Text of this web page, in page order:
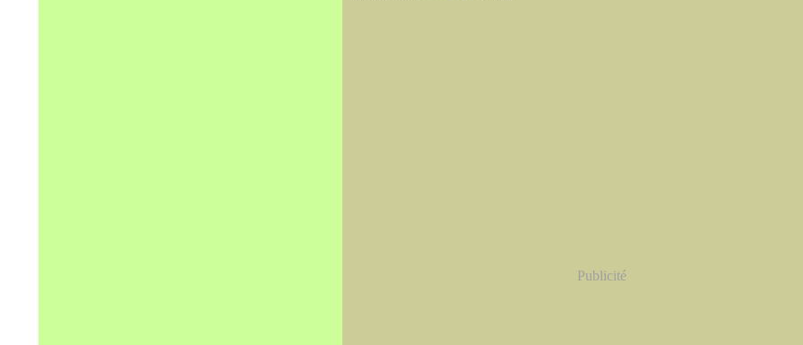
Publicité